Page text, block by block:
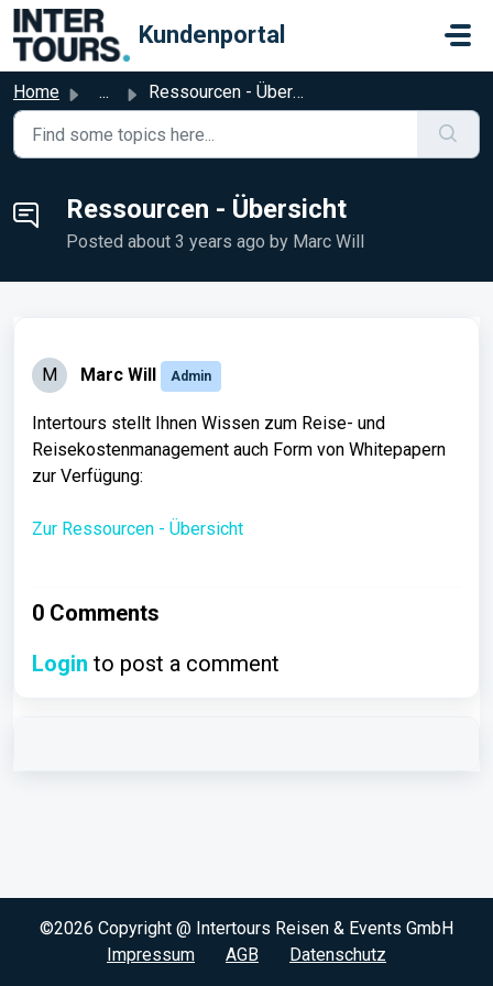
Skip to main content
Kundenportal
Home ... Ressourcen - Übersicht
Ressourcen - Übersicht
Posted about 3 years ago by Marc Will
M Marc Will Admin
Intertours stellt Ihnen Wissen zum Reise- und
Reisekostenmanagement auch Form von Whitepapern
zur Verfügung:
Zur Ressourcen - Übersicht
0 Comments
Login to post a comment
©2026 Copyright @ Intertours Reisen & Events GmbH
Impressum
AGB Datenschutz